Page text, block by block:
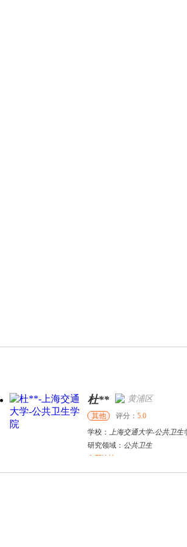
戴稳胜
博导 评分：
学校：中国人民大学-财
研究领域：风险管理、保险
立即咨询
陈传红 武汉市